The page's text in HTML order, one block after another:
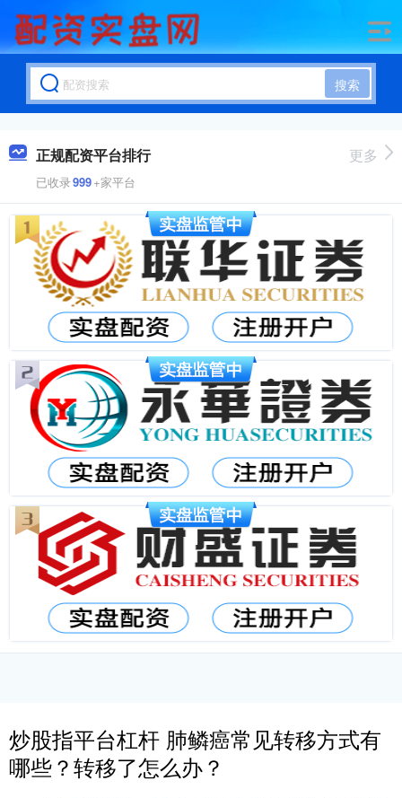
搜索
正规配资平台排行
已收录999+家平台
更多
炒股指平台杠杆 肺鳞癌常见转移方式有
哪些？转移了怎么办？